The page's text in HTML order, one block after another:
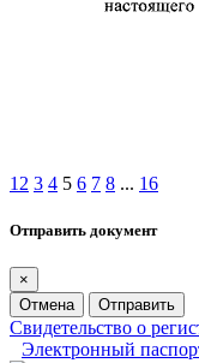
1 2 3 4 5 6 7 8 ... 16
Отправить документ
×
Отмена
Отправить
Свидетельство о
Электронный